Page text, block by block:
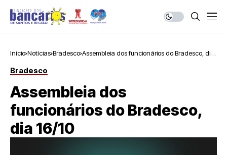
Início Notícias Bradesco Assembleia dos funcionários do Bradesco, dia
Bradesco
Assembleia dos
funcionários do Bradesco,
dia 16/10